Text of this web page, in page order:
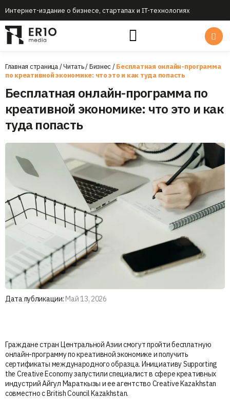
Интернет-издание о бизнесе, стартапах и IT-технологиях
Главная страница/Читать/Бизнес/Бесплатная онлайн-программа
по креативной экономике: что это и как туда попасть
Бесплатная онлайн-программа по
креативной экономике: что это и как
туда попасть
Дата публикации: Май 13, 2026
Граждане стран Центральной Азии смогут пройти бесплатную
онлайн-программу по креативной экономике и получить
сертификаты международного образца. Инициативу Supporting
the Creative Economy запустили специалист в сфере креативных
индустрий Айгул Мараткызы и ее агентство Creative Kazakhstan
совместно с British Council Kazakhstan.